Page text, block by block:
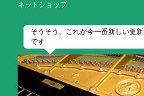
ネットショップ
そうそう、これが今一番新しい更新
です